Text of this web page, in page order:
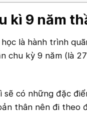
kì 9 năm
là hành trình
chu kỳ 9 năm (là
sẽ có những đặc
thân nên đi theo